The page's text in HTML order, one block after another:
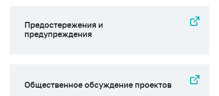
Предостережения и
предупреждения
Общественное обсуждение проектов